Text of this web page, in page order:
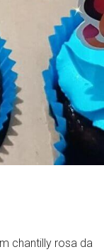
chantilly rosa da